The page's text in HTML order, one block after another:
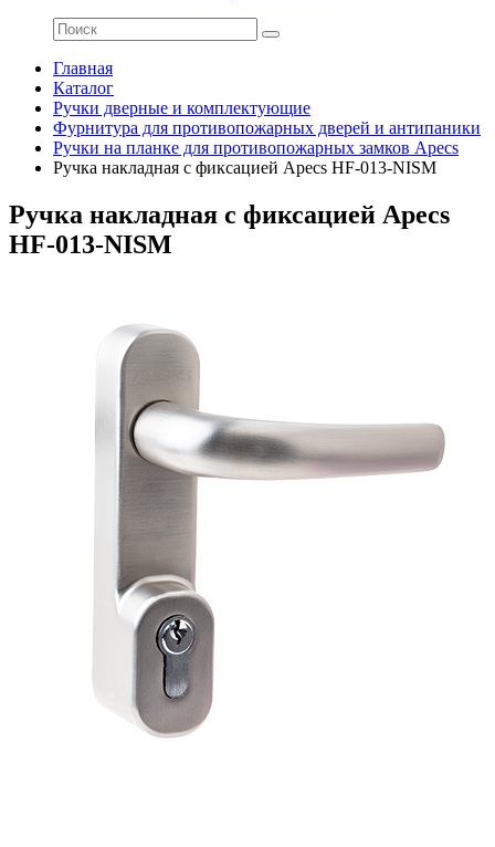
Главная
Каталог
Ручки дверные и комплектующие
Фурнитура для противопожарных дверей и антипаники
Ручки на планке для противопожарных замков Apecs
Ручка накладная с фиксацией Apecs HF-013-NISM
Ручка накладная с фиксацией Apecs
HF-013-NISM